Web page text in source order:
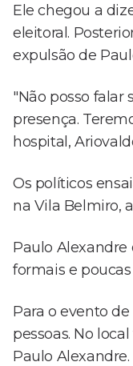
Ele chegou a
eleitoral.
expulsão de
"Não posso falar
presença.
hospital,
Os políticos
na Vila Belmiro,
Paulo
formais e poucas
Para o evento
pessoas. No
Paulo Alexandre.